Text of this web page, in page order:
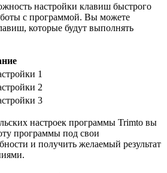
настройки клавиш быстрого
с программой. Вы можете
которые будут выполнять
1
2
3
настроек программы Trimto вы
программы под свои
и получить желаемый результат